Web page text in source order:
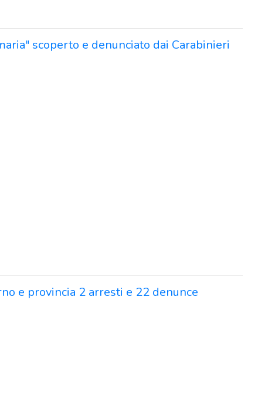
scoperto e denunciato dai Carabinieri
e provincia 2 arresti e 22 denunce